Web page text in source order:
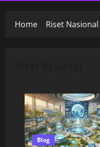
Menu
Home Riset Nasional
Blog